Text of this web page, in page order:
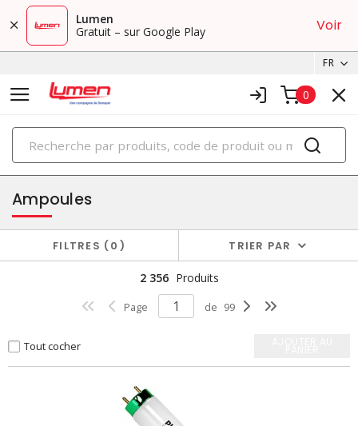
Lumen
Gratuit – sur Google Play
Voir
FR
0
PRODUITS
éclairage
Ampoules
FILTRES 0 TRIER PAR
2 356 Produits
Page de 99
Tout cocher